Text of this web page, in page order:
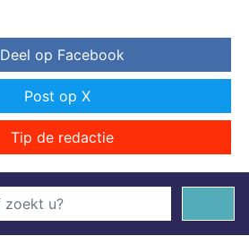
Deel op Facebook
Post op X
Tip de redactie